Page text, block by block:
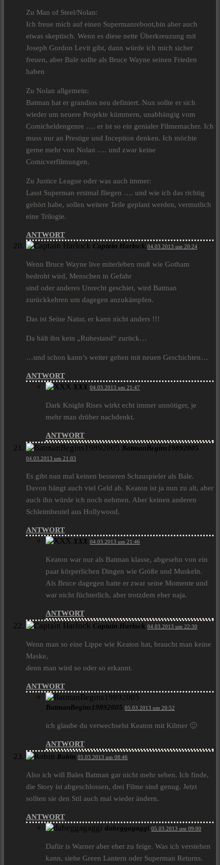
Zu Man of Steel/Nolan:
Ich freue mich auf einen Supermanreboot,bin aber auch
etwas skeptisch. Wenn es diese nette Überkreuzung mit
Joseph Gordon Levit gibt, dann würde ich mich sicher
freuen, aber Bale sollte als Bruce Wayne seinen Frieden
haben
Zu Nolan allgemein:
Batman hat er grandios neu definiert. Nun sollte er sich
wieder um neuere Projekte kümmern, unabhängig vom
Comicheldengenre …. er ist so ein genialer Filmemacher. Ich
muss nur an Prestige und Inception denken. Ich möchte
gerne mehr von Nolan …. und zwar keine
Comicverfilmungen.
Zu Justice League oder was auch immer:
Lasst Superman erstmal fliegen …. und wie ich das richtig
gehört habe, sollen weitere Teile geplant werden, vermutlich
eine Trilogie.
ANTWORT
Captain Harlock 04.03.2013 um 20:24
Wenn Bruce Wayne live miterleben muß wie Gotham
bedroht wird, Menschen in Gefahr
sind oder anderes Unrecht geschiet, wird Batman
zurückkehren um dagegen anzukämpfen.
Das ist Seine Natur, er kann nicht anders !!!
Da hält ihn kein „Ruhestand“ zurück…
…und schon kann’s weiter gehen mit neuen Geschichten…
ANTWORT
XXX 04.03.2013 um 21:47
Dark Knight Rises wirkt echt immer unnötiger, je
mehr man drüber nachdenkt.
ANTWORT
BatmanBegins19892005
04.03.2013 um 21:03
Es gibt nun mal keinen besseren Schauspieler als Bale.
Davon hängt auch viel Geld ab. Keaton ist ja nun zu alt, aber
auch ihn würde ich noch nehmen. Aber keinen anderen
Schleimbeutel aus Hollywood.
ANTWORT
XXX 04.03.2013 um 21:46
Keaton war nur als Batman klasse, abgesehn von ein
paar körperlichen Dingen wie Größe und Muskeln.
Als Bruce dagegen hatte er zwar seine Momente und
war nicht füchterlich, aber trotzdem eher naja.
ANTWORT
Captain Harlock 04.03.2013 um 22:30
Wenn man so eine Lippe wie Keaton hat, braucht man keine
Maske,
denn man wird so oder so erkannt.
ANTWORT
BatmanBegins19892005 05.03.2013 um 20:52
ich glaube du verwechselst Keaton mit Kilmer 🙂
ANTWORT
Robin 05.03.2013 um 08:46
Also ich will Bales Batman gar nicht mehr sehen. Ich finde,
die Story ist abgeschlossen, drei Filme sind genug. Jetzt
sollten sie den Stil auch mal wieder ändern.
ANTWORT
dabeggagaggi 05.03.2013 um 09:00
Dafür is Warner aber eher zu feige. Was ich verstehen
kann, siehe Green Lantern oder Superman Returns.